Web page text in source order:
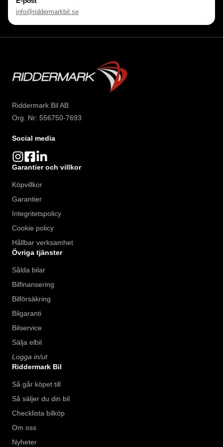
Läs mer på riddermarkbil.se
info@riddermarkbil.se
Riddermark Bil AB
Org. Nr: 556750-7693
Social media
Garantier och villkor
Köpvillkor
Garantier
Integritetspolicy
Cookie policy
Hållbar verksamhet
Övriga tjänster
Sålda bilar
Bilfinansering
Bilförsäkring
Bilgaranti
Bilservice
Sälja elbil
Logga in/ut
Riddermark Bil
Så går köpet till
Så säljer du din bil
Checklista bilköp
Om oss
Nyheter